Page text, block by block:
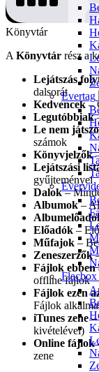
Evertag
Flacbox
Könyvtár
AKönyvtár rész a
Lejátszás
dalsorát
Kedvencek–
Legutóbbiak
Le nem
számok
Könyvjelzők
Lejátszási
gyűjteményei
Dalok–
Albumok–
Előadók –
Műfajok –
Zeneszerzők
Fájlok ebben
offline fájlok
Fájlok ezen
Fájlok
iTunes zene–
kivételével)
Online fájlok
zene